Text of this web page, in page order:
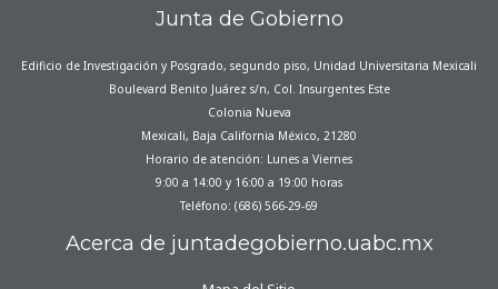
Junta de Gobierno
Edificio de Investigación y Posgrado, segundo piso, Unidad Universitaria Mexicali
Boulevard Benito Juárez s/n, Col. Insurgentes Este
Colonia Nueva
Mexicali, Baja California México, 21280
Horario de atención: Lunes a Viernes
9:00 a 14:00 y 16:00 a 19:00 horas
Teléfono: (686) 566-29-69
Acerca de juntadegobierno.uabc.mx